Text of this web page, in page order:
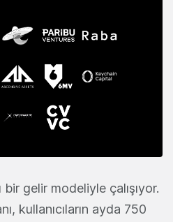
gelir modeliyle çalışıyor.
kullanıcıların ayda 750